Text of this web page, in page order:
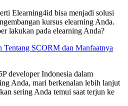
Elearning4id bisa menjadi solusi
kursus elearning Anda.
lakukan pada elearning Anda?
Tentang SCORM dan Manfaatnya
developer Indonesia dalam
Anda, mari berkenalan lebih lanjut
sering Anda temui saat terjun ke